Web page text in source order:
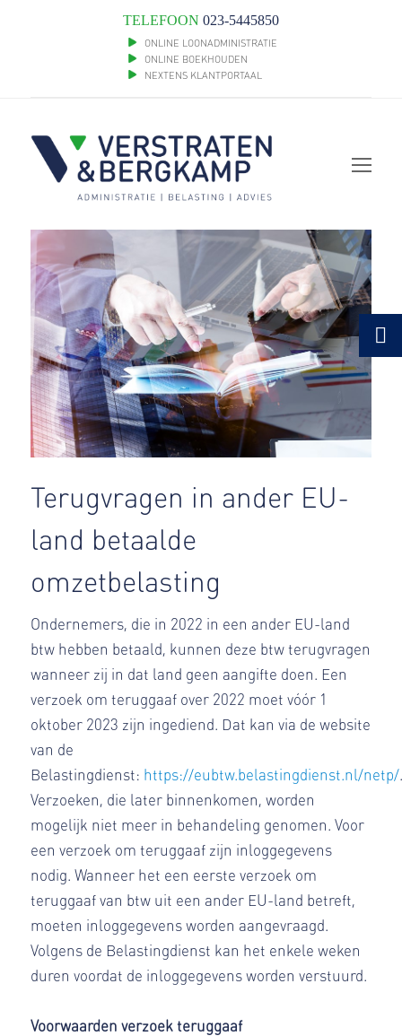
TELEFOON 023-5445850
ONLINE LOONADMINISTRATIE
ONLINE BOEKHOUDEN
NEXTENS KLANTPORTAAL
Terugvragen in ander EU-
land betaalde
omzetbelasting
Ondernemers, die in 2022 in een ander EU-land
btw hebben betaald, kunnen deze btw terugvragen
wanneer zij in dat land geen aangifte doen. Een
verzoek om teruggaaf over 2022 moet vóór 1
oktober 2023 zijn ingediend. Dat kan via de website
van de
Belastingdienst: https://eubtw.belastingdienst.nl/netp/.
Verzoeken, die later binnenkomen, worden
mogelijk niet meer in behandeling genomen. Voor
een verzoek om teruggaaf zijn inloggegevens
nodig. Wanneer het een eerste verzoek om
teruggaaf van btw uit een ander EU-land betreft,
moeten inloggegevens worden aangevraagd.
Volgens de Belastingdienst kan het enkele weken
duren voordat de inloggegevens worden verstuurd.
Voorwaarden verzoek teruggaaf